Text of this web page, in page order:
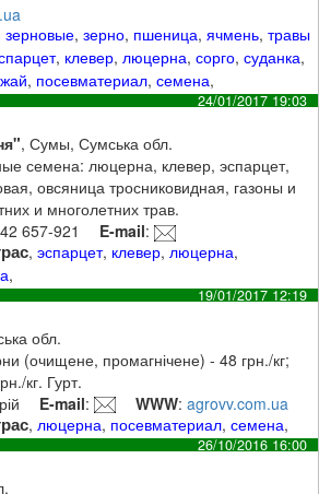
зерновые,зерно, пшеница,ячмень,травы
, клевер,люцерна,сорго,суданка,
, посевматериал,семена,
24/01/2017 19:03
, Сумы, Сумська обл.
семена: люцерна, клевер, эспарцет,
овсяница тросниковидная, газоны и
и многолетних трав.
657-921 E-mail:
,эспарцет, клевер,люцерна,
,
19/01/2017 12:19
обл.
(очищене, промагнічене) - 48 грн./кг;
кг. Гурт.
E-mail: WWW:agrovv.com.ua
, люцерна, посевматериал,семена,
26/10/2016 16:00